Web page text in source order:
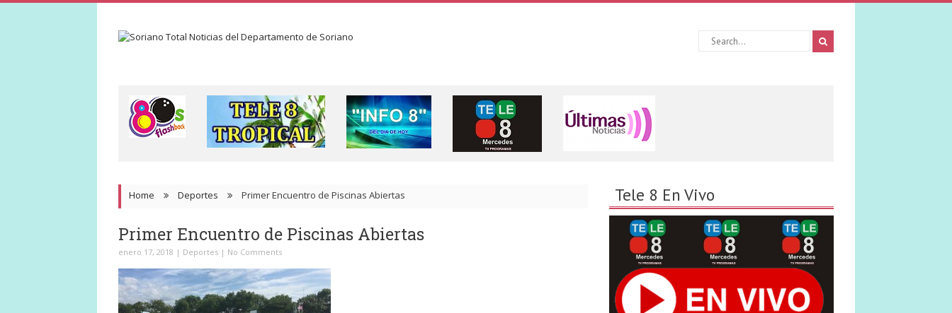
Tele 8 En Vivo
Home Deportes Primer Encuentro de Piscinas Abiertas
Primer Encuentro de Piscinas Abiertas
enero 17, 2018 | Deportes | No Comments